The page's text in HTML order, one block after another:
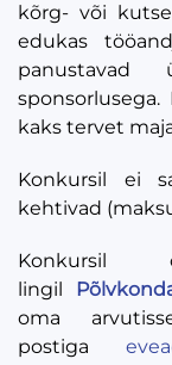
kõrg- või
edukas
kaks tervet
Konkursil ei
kehtivad
Konkursil
lingil
oma
postiga